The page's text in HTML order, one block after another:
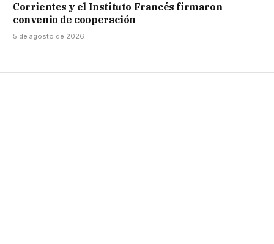
Corrientes y el Instituto Francés firmaron
convenio de cooperación
5 de agosto de 2026